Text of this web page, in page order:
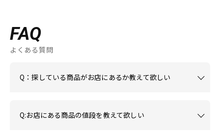
FAQ
よくある質問
Q：探している商品がお店にあるか教えて欲しい
Q:お店にある商品の値段を教えて欲しい